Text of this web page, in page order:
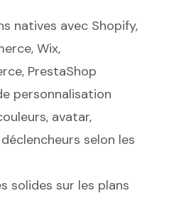
natives avec Shopify,
Wix,
PrestaShop
personnalisation
avatar,
selon les
solides sur les plans